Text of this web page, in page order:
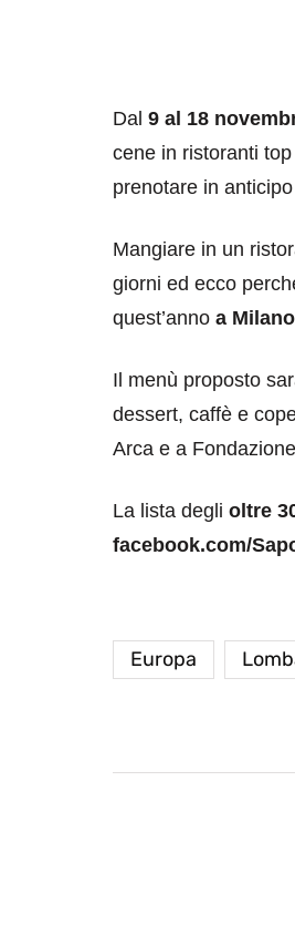
Dal 9 al 18
cene in ristoranti
prenotare in
Mangiare in un
giorni ed ecco
quest’anno a
Il menù proposto
dessert, caffè e
Arca e a
La lista degli oltre
facebook.com/
Europa